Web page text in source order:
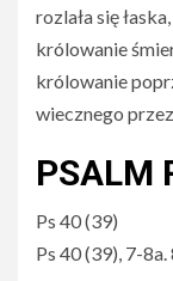
rozlała się
królowanie
królowanie
wiecznego przez
PSALM
Ps 40 (39)
Ps 40 (39), 7-